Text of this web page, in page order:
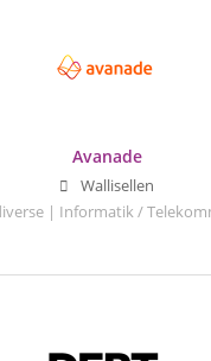
Avanade
Wallisellen
| Informatik /